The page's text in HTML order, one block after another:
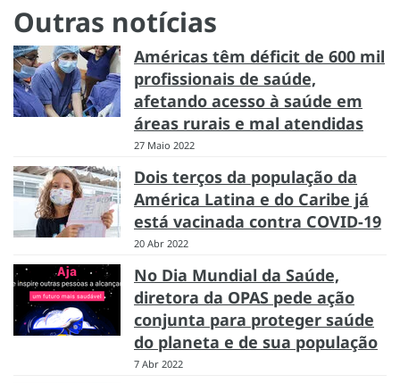
Outras notícias
Américas têm déficit de 600 mil
profissionais de saúde,
afetando acesso à saúde em
áreas rurais e mal atendidas
27 Maio 2022
Dois terços da população da
América Latina e do Caribe já
está vacinada contra COVID-19
20 Abr 2022
No Dia Mundial da Saúde,
diretora da OPAS pede ação
conjunta para proteger saúde
do planeta e de sua população
7 Abr 2022